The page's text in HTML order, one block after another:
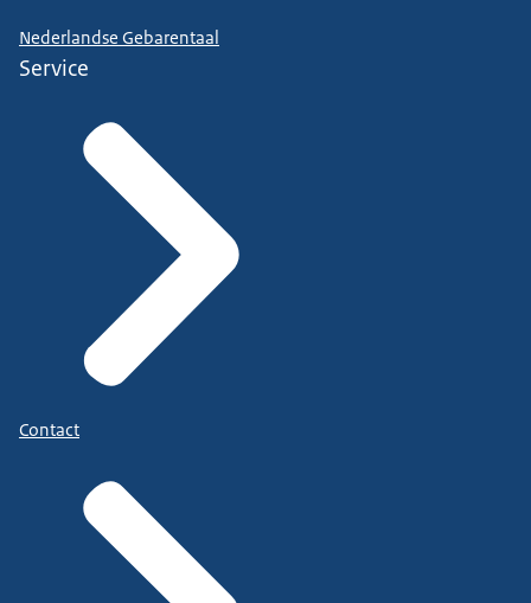
Nederlandse Gebarentaal
Service
Contact